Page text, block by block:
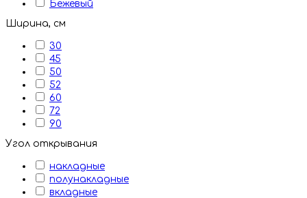
Бежевый
Ширина, см
30
45
50
52
60
72
90
Угол открывания
накладные
полунакладные
вкладные